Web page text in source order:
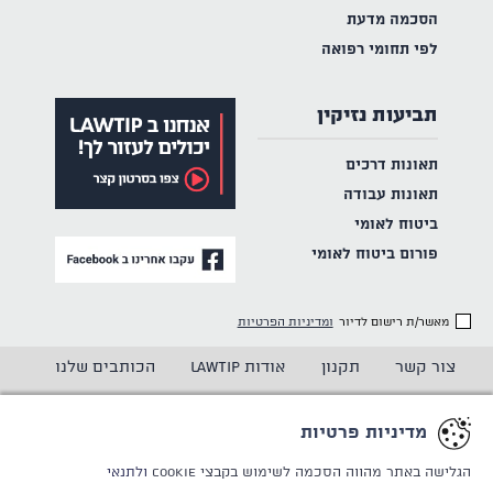
מאשר/ת רישום לדיור ומדיניות הפרטיות
הסכמה מדעת
לפי תחומי רפואה
תביעות נזיקין
תאונות דרכים
תאונות עבודה
ביטוח לאומי
פורום ביטוח לאומי
צור קשר תקנון אודות LAWTIP הכותבים שלנו
מדיניות פרטיות
הגלישה באתר מהווה הסכמה לשימוש בקבצי Cookie ולתנאי